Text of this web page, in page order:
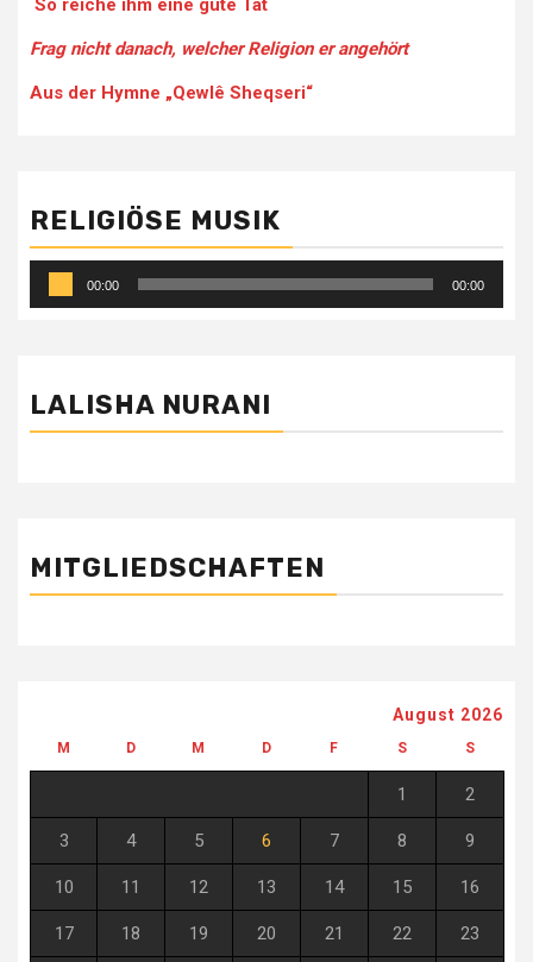
So reiche ihm eine gute Tat
Frag nicht danach, welcher Religion er angehört
Aus der Hymne „Qewlê Sheqseri“
RELIGIÖSE MUSIK
Audio-
Player
00:00 00:00
LALISHA NURANI
MITGLIEDSCHAFTEN
August 2026
M D M D F S S
1 2
3 4 5 6 7 8 9
10 11 12 13 14 15 16
17 18 19 20 21 22 23